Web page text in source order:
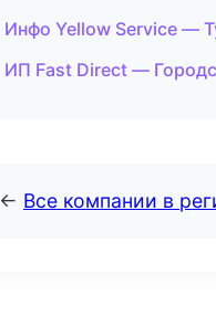
Инфо Yellow Service —
ИП Fast Direct —
← Все компании в